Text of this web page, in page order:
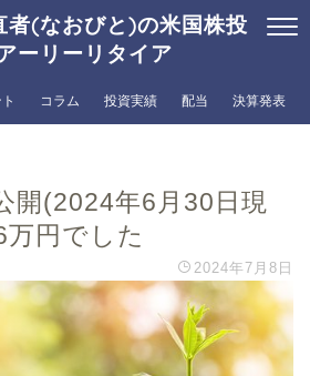
者(なおびと)の米国株投
ーリーリタイア
コラム 投資実績 配当 決算発表
開(2024年6月30日現
円でした
2024年7月8日